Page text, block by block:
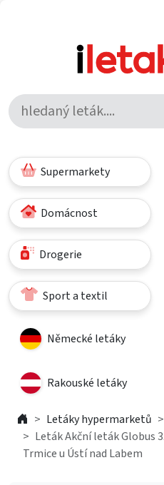
Supermarkety
Domácnost
Drogerie
Sport a textil
Německé letáky
Rakouské letáky
Letáky hypermarketů
Leták Akční leták Globus
Trmice u Ústí nad Labem